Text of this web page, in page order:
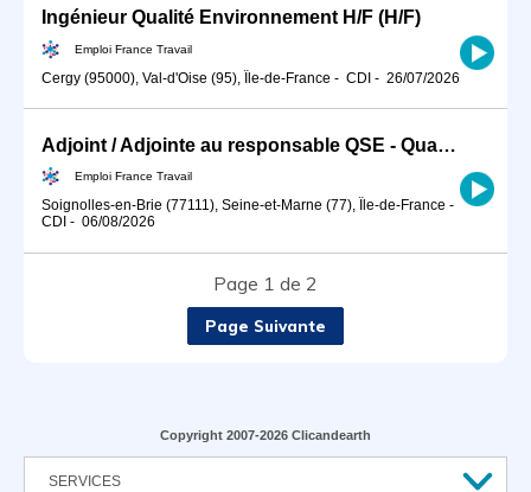
Ingénieur Qualité Environnement H/F (H/F)
Emploi France Travail
Cergy (95000), Val-d'Oise (95), Île-de-France - CDI - 26/07/2026
Adjoint / Adjointe au responsable QSE - Qualité Sécurité Environn (H/F)
Emploi France Travail
Soignolles-en-Brie (77111), Seine-et-Marne (77), Île-de-France -
CDI - 06/08/2026
Page 1 de 2
Page Suivante
Copyright 2007-2026 Clicandearth
SERVICES